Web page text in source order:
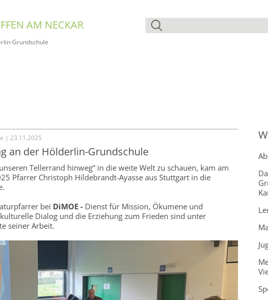
AM NECKAR
Grundschule
| 23.11.2025
an der Hölderlin-Grundschule
Tellerrand hinweg“ in die weite Welt zu schauen, kam am
Pfarrer Christoph Hildebrandt-Ayasse aus Stuttgart in die
bei DiMOE - Dienst für Mission, Ökumene und
Dialog und die Erziehung zum Frieden sind unter
seiner Arbeit.